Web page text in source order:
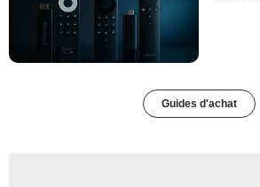
Guides d'achat